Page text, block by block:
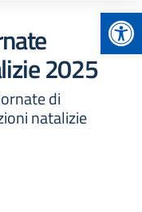
2025
di
natalizie